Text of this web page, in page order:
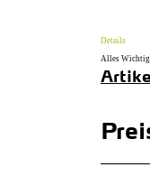
Details
Alles